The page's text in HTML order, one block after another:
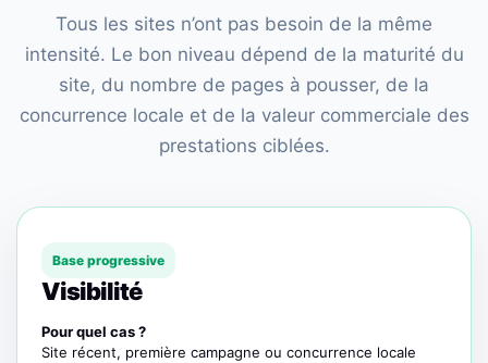
Tous les sites n’ont pas besoin de la même
intensité. Le bon niveau dépend de la maturité du
site, du nombre de pages à pousser, de la
concurrence locale et de la valeur commerciale des
prestations ciblées.
Base progressive
Visibilité
Pour quel cas ?
Site récent, première campagne ou concurrence locale